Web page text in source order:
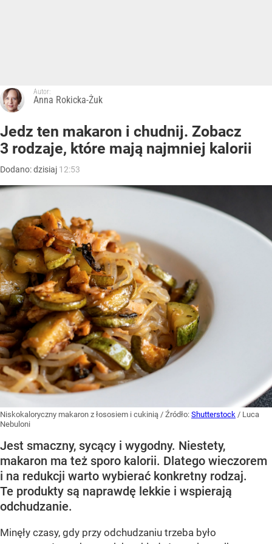
Autor:
Anna Rokicka-Żuk
Jedz ten makaron i chudnij. Zobacz
3 rodzaje, które mają najmniej kalorii
Dodano:dzisiaj 12:53
Niskokaloryczny makaron z łososiem i cukinią / Źródło: Shutterstock / Luca
Nebuloni
Jest smaczny, sycący i wygodny. Niestety,
makaron ma też sporo kalorii. Dlatego wieczorem
i na redukcji warto wybierać konkretny rodzaj.
Te produkty są naprawdę lekkie i wspierają
odchudzanie.
Minęły czasy, gdy przy odchudzaniu trzeba było